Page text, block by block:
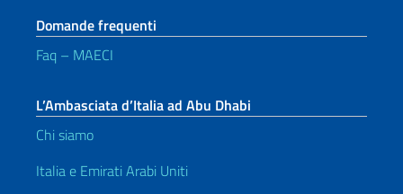
Domande frequenti
Faq – MAECI
L’Ambasciata d’Italia ad Abu Dhabi
Chi siamo
Italia e Emirati Arabi Uniti